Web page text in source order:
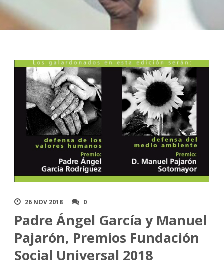
26 NOV 2018 0
Padre Ángel García y Manuel
Pajarón, Premios Fundación
Social Universal 2018